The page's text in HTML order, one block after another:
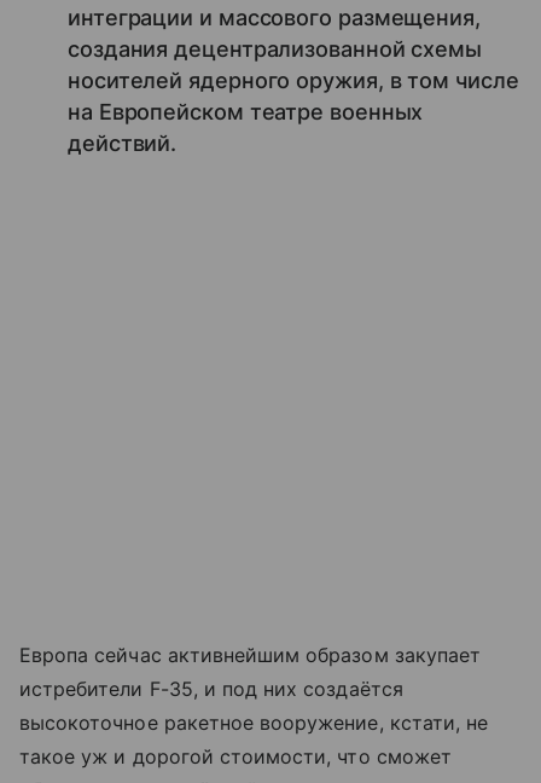
интеграции и массового размещения,
создания децентрализованной схемы
носителей ядерного оружия, в том числе
на Европейском театре военных
действий.
Европа сейчас активнейшим образом закупает
истребители F-35, и под них создаётся
высокоточное ракетное вооружение, кстати, не
такое уж и дорогой стоимости, что сможет